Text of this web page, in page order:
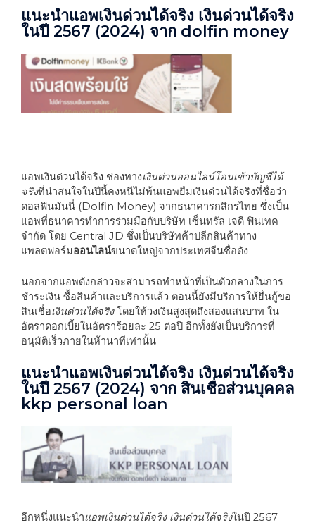
แนะนำแอพเงินด่วนได้จริง เงินด่วนได้จริง
ในปี 2567 (2024) จาก dolfin money
แอพเงินด่วนได้จริง ช่องทางเงินด่วนออนไลน์โอนเข้าบัญชีได้
จริงที่น่าสนใจในปีนี้คงหนีไม่พ้นแอพยืมเงินด่วนได้จริงที่ชื่อว่า
ดอลฟินมันนี่ (Dolfin Money) จากธนาคารกสิกรไทย ซึ่งเป็น
แอพที่ธนาคารทำการร่วมมือกับบริษัท เซ็นทรัล เจดี ฟินเทค
จำกัด โดย Central JD ซึ่งเป็นบริษัทค้าปลีกสินค้าทาง
แพลตฟอร์มออนไลน์ขนาดใหญ่จากประเทศจีนชื่อดัง
นอกจากแอพดังกล่าวจะสามารถทำหน้าที่เป็นตัวกลางในการ
ชำระเงิน ซื้อสินค้าและบริการแล้ว ตอนนี้ยังมีบริการให้ยื่นกู้ขอ
สินเชื่อเงินด่วนได้จริง โดยให้วงเงินสูงสุดถึงสองแสนบาท ใน
อัตราดอกเบี้ยในอัตราร้อยละ 25 ต่อปี อีกทั้งยังเป็นบริการที่
อนุมัติเร็วภายในห้านาทีเท่านั้น
แนะนำแอพเงินด่วนได้จริง เงินด่วนได้จริง
ในปี 2567 (2024) จาก สินเชื่อส่วนบุคคล
kkp personal loan
อีกหนึ่งแนะนำแอพเงินด่วนได้จริง เงินด่วนได้จริงในปี 2567